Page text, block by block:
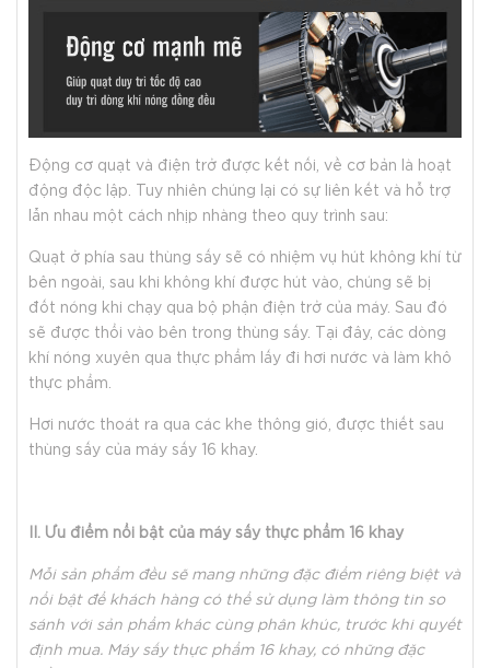
Động cơ quạt và điện trở được kết nối, về cơ bản là hoạt
động độc lập. Tuy nhiên chúng lại có sự liên kết và hỗ trợ
lẫn nhau một cách nhịp nhàng theo quy trình sau:
Quạt ở phía sau thùng sấy sẽ có nhiệm vụ hút không khí từ
bên ngoài, sau khi không khí được hút vào, chúng sẽ bị
đốt nóng khi chạy qua bộ phận điện trở của máy. Sau đó
sẽ được thổi vào bên trong thùng sấy. Tại đây, các dòng
khí nóng xuyên qua thực phẩm lấy đi hơi nước và làm khô
thực phẩm.
Hơi nước thoát ra qua các khe thông gió, được thiết sau
thùng sấy của máy sấy 16 khay.
II. Ưu điểm nổi bật của máy sấy thực phẩm 16 khay
Mỗi sản phẩm đều sẽ mang những đặc điểm riêng biệt và
nổi bật để khách hàng có thể sử dụng làm thông tin so
sánh với sản phẩm khác cùng phân khúc, trước khi quyết
định mua. Máy sấy thực phẩm 16 khay, có những đặc